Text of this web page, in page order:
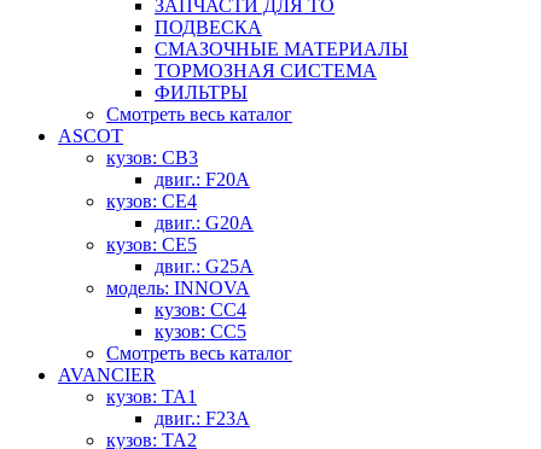
ЗАПЧАСТИ ДЛЯ ТО
ПОДВЕСКА
СМАЗОЧНЫЕ МАТЕРИАЛЫ
ТОРМОЗНАЯ СИСТЕМА
ФИЛЬТРЫ
Смотреть весь каталог
ASCOT
кузов: CB3
двиг.: F20A
кузов: CE4
двиг.: G20A
кузов: CE5
двиг.: G25A
модель: INNOVA
кузов: CC4
кузов: CC5
Смотреть весь каталог
AVANCIER
кузов: TA1
двиг.: F23A
кузов: TA2